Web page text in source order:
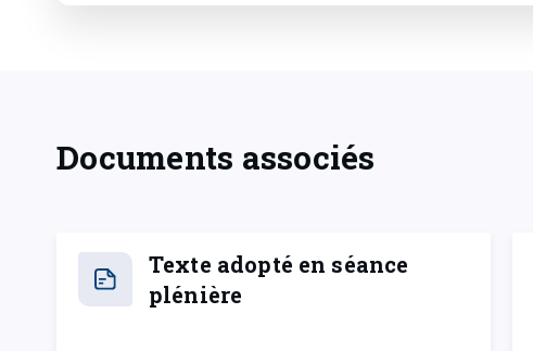
Documents associés
Texte adopté en séance
plénière